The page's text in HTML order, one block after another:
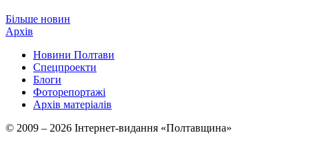
Більше новин
Архів
Новини Полтави
Спецпроекти
Блоги
Фоторепортажі
Архів матеріалів
© 2009 – 2026 Інтернет-видання «Полтавщина»